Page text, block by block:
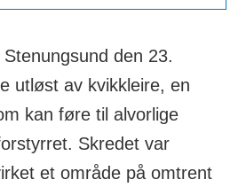
den 23.
utløst av kvikkleire, en
kan føre til alvorlige
Skredet var
et område på omtrent